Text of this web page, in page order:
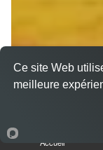
Accueil
Ce site Web
meilleure